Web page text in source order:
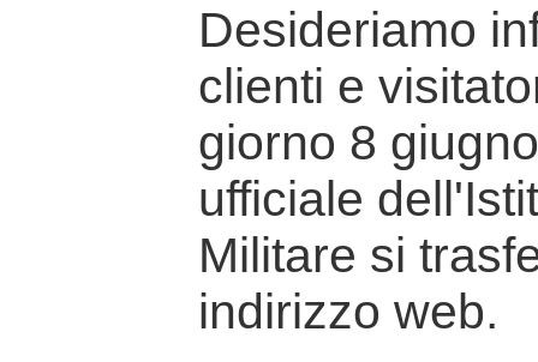
Desideriamo
clienti e
giorno 8
ufficiale
Militare si
indirizzo web.